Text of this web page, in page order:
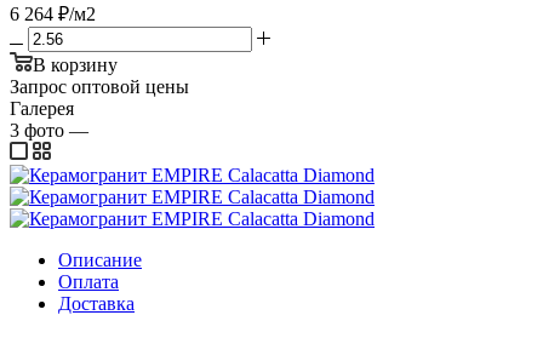
6 264 ₽/м2
В корзину
Запрос оптовой цены
Галерея
3 фото —
Описание
Оплата
Доставка